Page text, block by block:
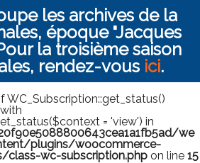
les archives de la
époque "Jacques
la troisième saison
rendez-vous ici.
WC_Subscription::get_status()
= 'view') in
we
plugins/woocommerce-
class-wc-subscription.php on line 15